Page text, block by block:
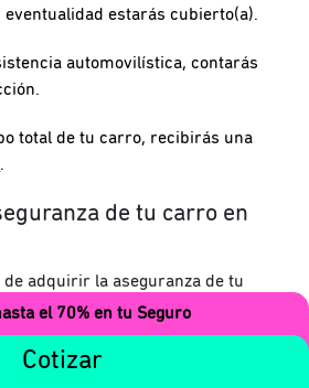
el 70% en tu Seguro
Cotizar
estarás cubierto(a).
automovilística, contarás
total de tu carro, recibirás una
.
de tu carro en
adquirir la aseguranza de tu
las siguientes:
forzosos.